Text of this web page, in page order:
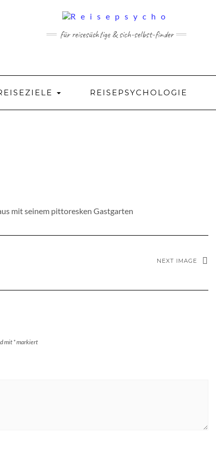
für reisesüchtige & sich-selbst-finder
REISEPSYCHOLOGIE
mit seinem pittoresken Gastgarten
NEXT IMAGE
mit *markiert